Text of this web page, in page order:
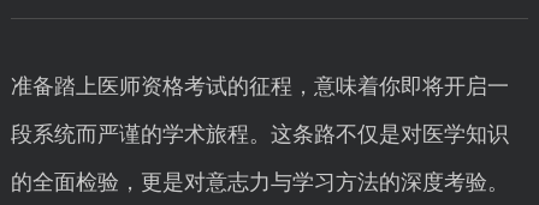
准备踏上医师资格考试的征程，意味着你即将开启一
段系统而严谨的学术旅程。这条路不仅是对医学知识
的全面检验，更是对意志力与学习方法的深度考验。